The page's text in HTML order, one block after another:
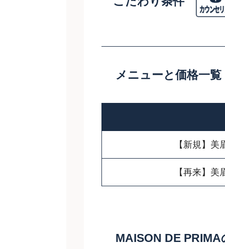
メニューと価格一覧
【新規】
【再来】
MAISON DE